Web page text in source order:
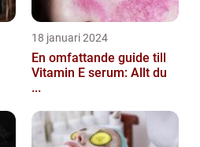
18 januari 2024
En omfattande guide till
Vitamin E serum: Allt du
...